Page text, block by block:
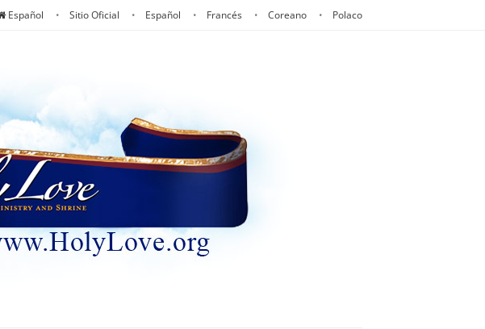
Español Sitio Oficial Español Francés Coreano Polaco